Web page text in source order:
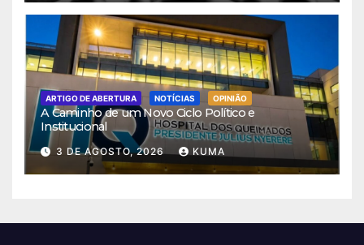
ARTIGO DE ABERTURA NOTÍCIAS OPINIÃO
A Caminho de um Novo Ciclo Político e
Institucional
3 DE AGOSTO, 2026 KUMA